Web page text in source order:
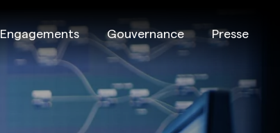
Engagements Gouvernance Presse